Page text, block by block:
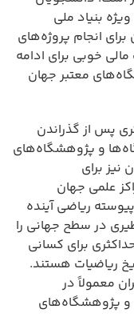
بنیاد ملی
انجام پروژه‌های
خوبی برای ادامه
معتبر جهان
پس از گذراندن
و پژوهشگاه‌های
نیز برای
علمی جهان
ریاضی آینده
در سطح جهانی را
برای کسانی
ریاضیات هستند.
معمولاً در
و پژوهشگاه‌های